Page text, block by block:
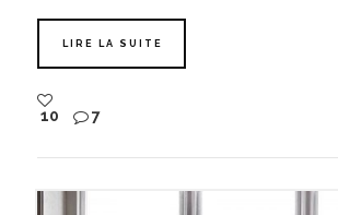
LIRE LA SUITE
10 7